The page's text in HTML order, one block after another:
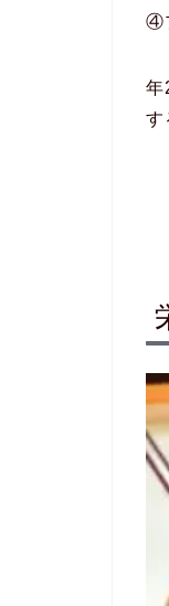
④
年
す